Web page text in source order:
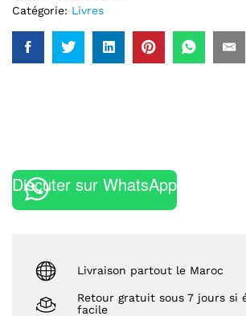
Catégorie: Livres
Discuter sur WhatsApp
Livraison partout le Maroc
Retour gratuit sous 7 jours si
facile